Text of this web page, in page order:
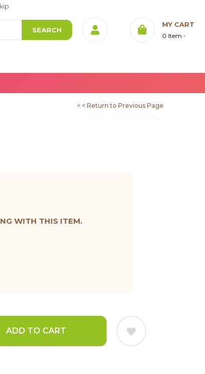
MY CART
0 Item
< < Return to Previous Page
WITH THIS ITEM.